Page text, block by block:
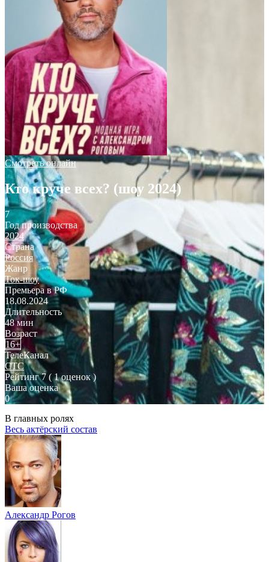
Смотреть онлайн
Кто круче всех? (шоу 2024)
7
Год производства
2024
Страна
Россия
Жанр
Ток-шоу
Премьера в РФ
18.08.2024
Длительность
48 мин
Возраст
16+
ТелеКанал
СТС
Рейтинг 7 ( 1 оценок )
Ваша оценка
0
В главных ролях
Весь актёрский состав
Александр Рогов